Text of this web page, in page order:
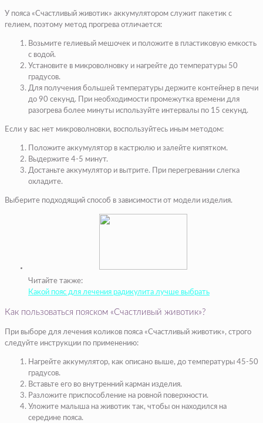
У пояса «Счастливый животик» аккумулятором служит пакетик с
гелием, поэтому метод прогрева отличается:
Возьмите гелиевый мешочек и положите в пластиковую емкость
с водой.
Установите в микроволновку и нагрейте до температуры 50
градусов.
Для получения большей температуры держите контейнер в печи
до 90 секунд. При необходимости промежутка времени для
разогрева более минуты используйте интервалы по 15 секунд.
Если у вас нет микроволновки, воспользуйтесь иным методом:
Положите аккумулятор в кастрюлю и залейте кипятком.
Выдержите 4-5 минут.
Достаньте аккумулятор и вытрите. При перегревании слегка
охладите.
Выберите подходящий способ в зависимости от модели изделия.
Читайте также:
Какой пояс для лечения радикулита лучше выбрать
Как пользоваться пояском «Счастливый животик»?
При выборе для лечения коликов пояса «Счастливый животик», строго
следуйте инструкции по применению:
Нагрейте аккумулятор, как описано выше, до температуры 45-50
градусов.
Вставьте его во внутренний карман изделия.
Разложите приспособление на ровной поверхности.
Уложите малыша на животик так, чтобы он находился на
середине пояса.